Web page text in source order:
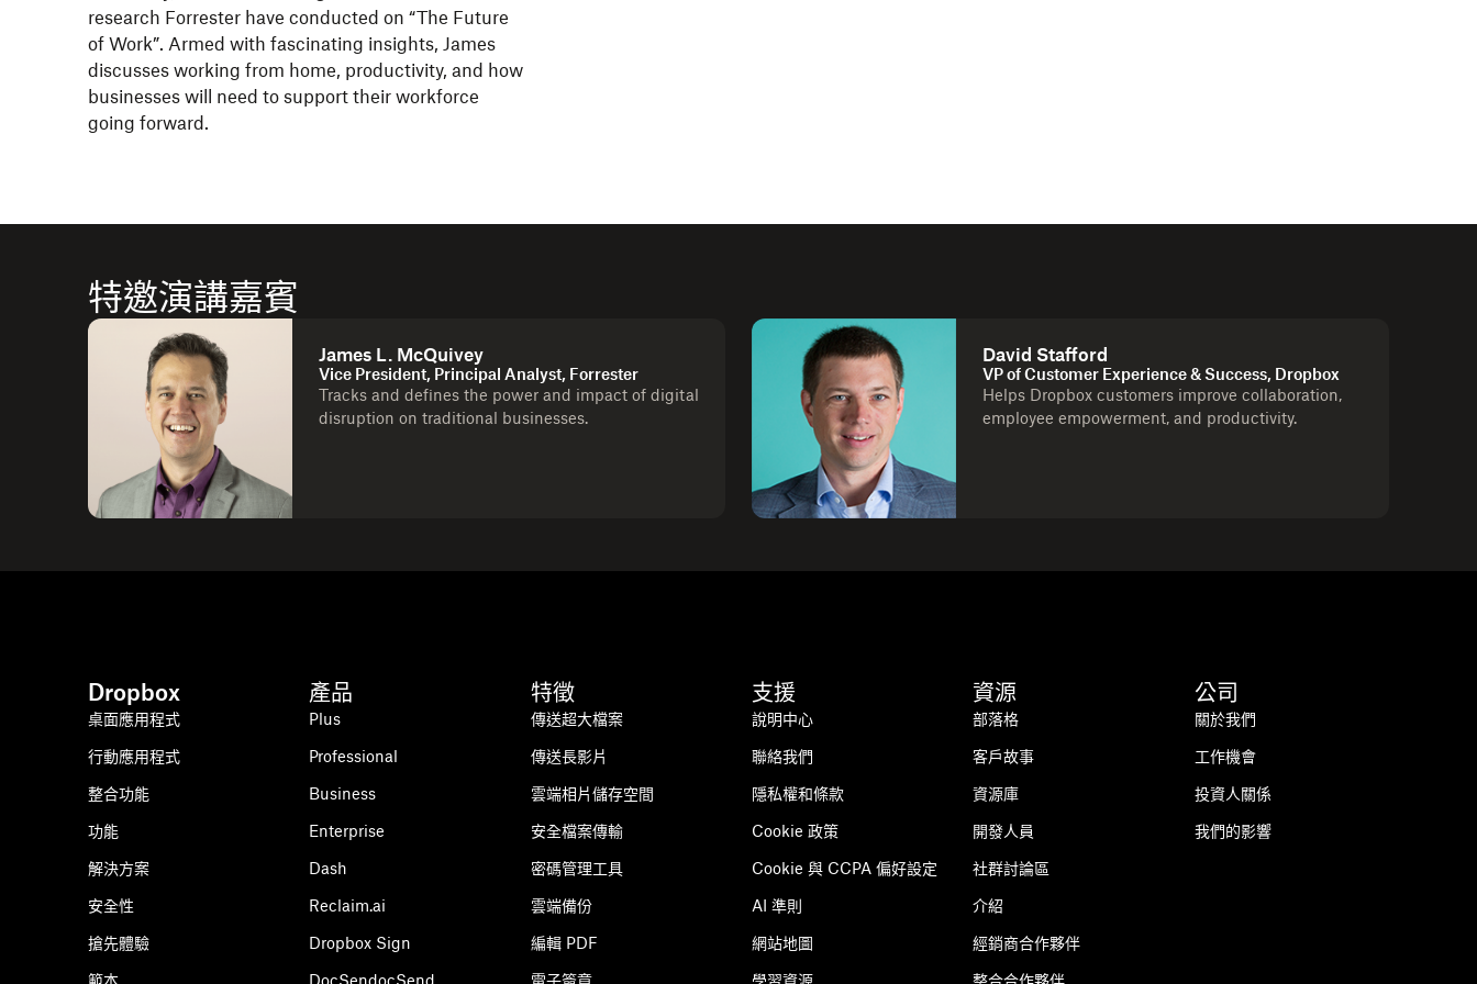
research Forrester have conducted on “The Future
of Work”. Armed with fascinating insights, James
discusses working from home, productivity, and how
businesses will need to support their workforce
going forward.
特邀演講嘉賓
James L. McQuivey
Vice President, Principal Analyst, Forrester
Tracks and defines the power and impact of digital
disruption on traditional businesses.
David Stafford
VP of Customer Experience & Success, Dropbox
Helps Dropbox customers improve collaboration,
employee empowerment, and productivity.
Dropbox
桌面應用程式
行動應用程式
整合功能
功能
解決方案
安全性
搶先體驗
範本
產品
Plus
Professional
Business
Enterprise
Dash
Reclaim.ai
Dropbox Sign
DocSendocSend
特徵
傳送超大檔案
傳送長影片
雲端相片儲存空間
安全檔案傳輸
密碼管理工具
雲端備份
編輯 PDF
電子簽章
支援
說明中心
聯絡我們
隱私權和條款
Cookie 政策
Cookie 與 CCPA 偏好設定
AI 準則
網站地圖
學習資源
資源
部落格
客戶故事
資源庫
開發人員
社群討論區
介紹
經銷商合作夥伴
整合合作夥伴
公司
關於我們
工作機會
投資人關係
我們的影響